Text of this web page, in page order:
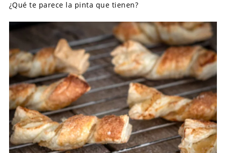
¿Qué te parece la pinta que tienen?